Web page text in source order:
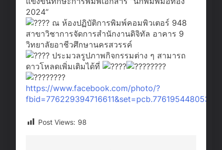
2024”
ณ ห้องปฏิบัติการพิมพ์คอมพิวเตอร์ 948
สาขาวิชาการจัดการสำนักงานดิจิทัล อาคาร 9
วิทยาลัยอาชีวศึกษานครสวรรค์
ประมวลรูปภาพกิจกรรมต่าง ๆ สามารถ
ดาวโหลดเพิ่มเติมได้ที่
https://www.facebook.com/photo/?
Post Views: 98